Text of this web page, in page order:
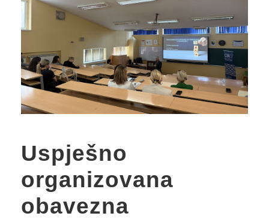
Uspješno
organizovana
obavezna